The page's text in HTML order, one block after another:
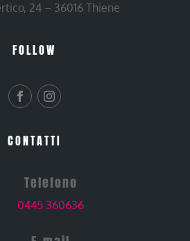
24 – 36016 Thiene
FOLLOW
CONTATTI
Telefono
0445 360636